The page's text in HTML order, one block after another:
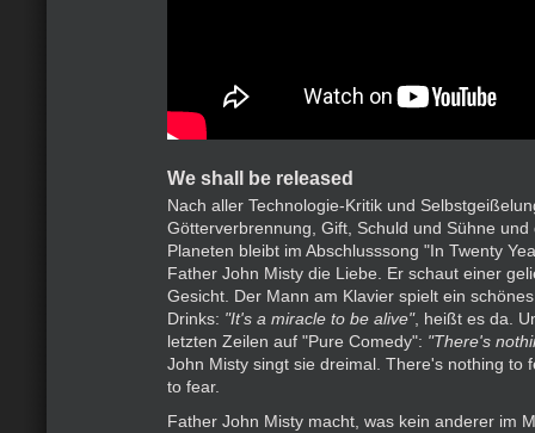
We shall be released
Nach aller Technologie-Kritik und
Götterverbrennung, Gift, Schuld und Sühne und
Planeten bleibt im Abschlusssong "In Twenty
Father John Misty die Liebe. Er schaut einer
Gesicht. Der Mann am Klavier spielt ein
Drinks: "It's a miracle to be alive", heißt es da.
letzten Zeilen auf "Pure Comedy": "There's
John Misty singt sie dreimal. There's nothing to
to fear.
Father John Misty macht, was kein anderer im